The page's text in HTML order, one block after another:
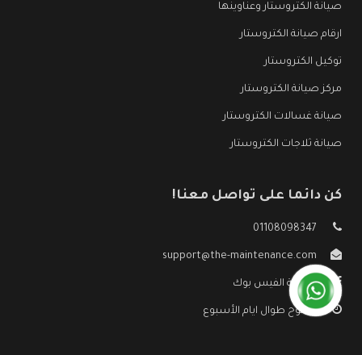
صيانة الكتروستار وعناوينها
ارقام صيانة الكتروستار
توكيل الكتروستار
مركز صيانة الكتروستار
صيانة غسالات الكتروستار
صيانة ثلاجات الكتروستار
كن دائما على تواصل معنا!
01108098347
support@the-maintenance.com
صفحة الفيس بوك
مفتوح طوال ايام الأسبوع